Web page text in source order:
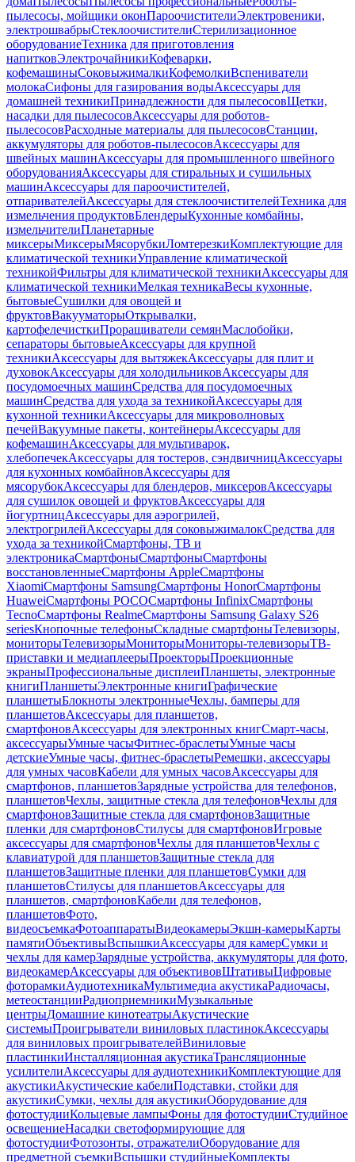
пылесосы, мойщики оконПароочистителиЭлектровеники,
электрошвабрыСтеклоочистителиСтерилизационное
оборудованиеТехника для приготовления
напитковЭлектрочайникиКофеварки,
кофемашиныСоковыжималкиКофемолкиВспениватели
молокаСифоны для газирования водыАксессуары для
домашней техникиПринадлежности для пылесосовЩетки,
насадки для пылесосовАксессуары для роботов-
пылесосовРасходные материалы для пылесосовСтанции,
аккумуляторы для роботов-пылесосовАксессуары для
швейных машинАксессуары для промышленного швейного
оборудованияАксессуары для стиральных и сушильных
машинАксессуары для пароочистителей,
отпаривателейАксессуары для стеклоочистителейТехника для
измельчения продуктовБлендерыКухонные комбайны,
измельчителиПланетарные
миксерыМиксерыМясорубкиЛомтерезкиКомплектующие для
климатической техникиУправление климатической
техникойФильтры для климатической техникиАксессуары для
климатической техникиМелкая техникаВесы кухонные,
бытовыеСушилки для овощей и
фруктовВакууматорыОткрывалки,
картофелечисткиПроращиватели семянМаслобойки,
сепараторы бытовыеАксессуары для крупной
техникиАксессуары для вытяжекАксессуары для плит и
духовокАксессуары для холодильниковАксессуары для
посудомоечных машинСредства для посудомоечных
машинСредства для ухода за техникойАксессуары для
кухонной техникиАксессуары для микроволновых
печейВакуумные пакеты, контейнерыАксессуары для
кофемашинАксессуары для мультиварок,
хлебопечекАксессуары для тостеров, сэндвичницАксессуары
для кухонных комбайновАксессуары для
мясорубокАксессуары для блендеров, миксеровАксессуары
для сушилок овощей и фруктовАксессуары для
йогуртницАксессуары для аэрогрилей,
электрогрилейАксессуары для соковыжималокСредства для
ухода за техникойСмартфоны, ТВ и
электроникаСмартфоныСмартфоныСмартфоны
восстановленныеСмартфоны AppleСмартфоны
XiaomiСмартфоны SamsungСмартфоны HonorСмартфоны
HuaweiСмартфоны POCOСмартфоны InfinixСмартфоны
TecnoСмартфоны RealmeСмартфоны Samsung Galaxy S26
seriesКнопочные телефоныСкладные смартфоныТелевизоры,
мониторыТелевизорыМониторыМониторы-телевизорыТВ-
приставки и медиаплеерыПроекторыПроекционные
экраныПрофессиональные дисплеиПланшеты, электронные
книгиПланшетыЭлектронные книгиГрафические
планшетыБлокноты электронныеЧехлы, бамперы для
планшетовАксессуары для планшетов,
смартфоновАксессуары для электронных книгСмарт-часы,
аксессуарыУмные часыФитнес-браслетыУмные часы
детскиеУмные часы, фитнес-браслетыРемешки, аксессуары
для умных часовКабели для умных часовАксессуары для
смартфонов, планшетовЗарядные устройства для телефонов,
планшетовЧехлы, защитные стекла для телефоновЧехлы для
смартфоновЗащитные стекла для смартфоновЗащитные
пленки для смартфоновСтилусы для смартфоновИгровые
аксессуары для смартфоновЧехлы для планшетовЧехлы с
клавиатурой для планшетовЗащитные стекла для
планшетовЗащитные пленки для планшетовСумки для
планшетовСтилусы для планшетовАксессуары для
планшетов, смартфоновКабели для телефонов,
планшетовФото,
видеосъемкаФотоаппаратыВидеокамерыЭкшн-камерыКарты
памятиОбъективыВспышкиАксессуары для камерСумки и
чехлы для камерЗарядные устройства, аккумуляторы для фото,
видеокамерАксессуары для объективовШтативыЦифровые
фоторамкиАудиотехникаМультимедиа акустикаРадиочасы,
метеостанцииРадиоприемникиМузыкальные
центрыДомашние кинотеатрыАкустические
системыПроигрыватели виниловых пластинокАксессуары
для виниловых проигрывателейВиниловые
пластинкиИнсталляционная акустикаТрансляционные
усилителиАксессуары для аудиотехникиКомплектующие для
акустикиАкустические кабелиПодставки, стойки для
акустикиСумки, чехлы для акустикиОборудование для
фотостудииКольцевые лампыФоны для фотостудииСтудийное
освещениеНасадки светоформирующие для
фотостудииФотозонты, отражателиОборудование для
предметной съемкиВспышки студийныеКомплекты